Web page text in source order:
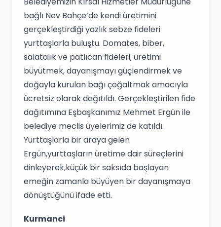
bağlı Nev Bahçe’de kendi üretimini
gerçekleştirdiği yazlık sebze fideleri
yurttaşlarla buluştu. Domates, biber,
salatalık ve patlıcan fideleri; üretimi
büyütmek, dayanışmayı güçlendirmek ve
doğayla kurulan bağı çoğaltmak amacıyla
ücretsiz olarak dağıtıldı. Gerçekleştirilen fide
dağıtımına Eşbaşkanımız Mehmet Ergün ile
belediye meclis üyelerimiz de katıldı.
Yurttaşlarla bir araya gelen
Ergün,yurttaşların üretime dair süreçlerini
dinleyerek,küçük bir saksıda başlayan
emeğin zamanla büyüyen bir dayanışmaya
dönüştüğünü ifade etti.
Kurmanci